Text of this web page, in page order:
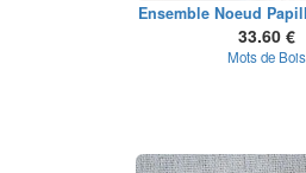
Ensemble Noeud
33.60 €
Mots de Bois